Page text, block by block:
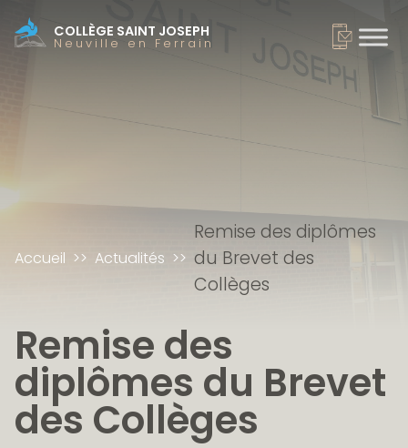
COLLÈGE SAINT JOSEPH
Neuville en Ferrain
Accueil Actualités
Remise des diplômes
du Brevet des
Collèges
Remise des
diplômes du Brevet
des Collèges